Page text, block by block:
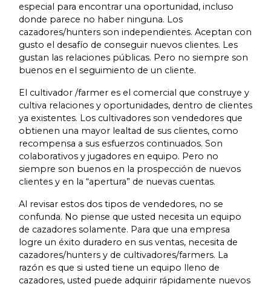
especial para encontrar una oportunidad, incluso
donde parece no haber ninguna. Los
cazadores/hunters son independientes. Aceptan con
gusto el desafío de conseguir nuevos clientes. Les
gustan las relaciones públicas. Pero no siempre son
buenos en el seguimiento de un cliente.
El cultivador /farmer es el comercial que construye y
cultiva relaciones y oportunidades, dentro de clientes
ya existentes. Los cultivadores son vendedores que
obtienen una mayor lealtad de sus clientes, como
recompensa a sus esfuerzos continuados. Son
colaborativos y jugadores en equipo. Pero no
siempre son buenos en la prospección de nuevos
clientes y en la “apertura” de nuevas cuentas.
Al revisar estos dos tipos de vendedores, no se
confunda. No piense que usted necesita un equipo
de cazadores solamente. Para que una empresa
logre un éxito duradero en sus ventas, necesita de
cazadores/hunters y de cultivadores/farmers. La
razón es que si usted tiene un equipo lleno de
cazadores, usted puede adquirir rápidamente nuevos